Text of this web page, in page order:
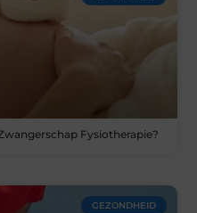
Fysiotherapie?
GEZONDHEID